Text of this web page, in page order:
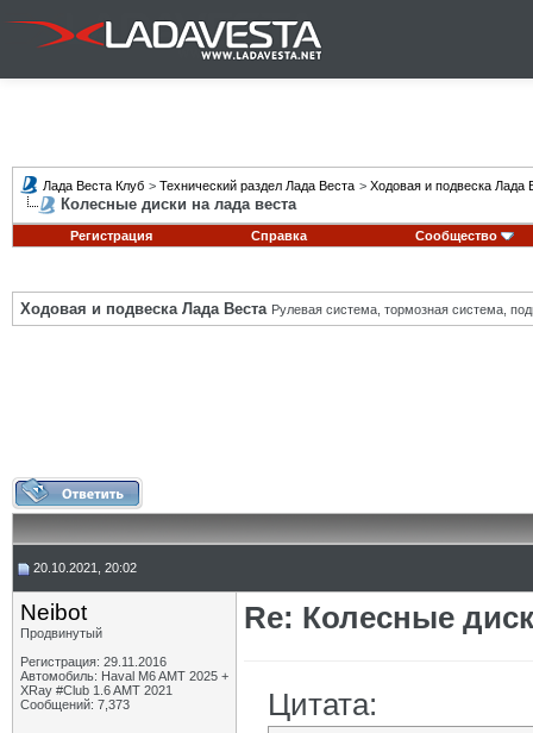
Лада Веста Клуб > Технический раздел Лада Веста > Ходовая и подвеска Лада
Колесные диски на лада веста
Регистрация Справка Сообщество
Ходовая и подвеска Лада Веста Рулевая система, тормозная система,
20.10.2021, 20:02
Neibot
Продвинутый
Регистрация: 29.11.2016
Автомобиль: Haval M6 AMT 2025 +
XRay #Club 1.6 AMT 2021
Сообщений: 7,373
Re: Колесные
Цитата: